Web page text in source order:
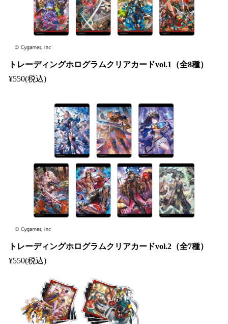
トレーディングホログラムクリアカードvol.1（全8種）
¥550(税込)
トレーディングホログラムクリアカードvol.2（全7種）
¥550(税込)